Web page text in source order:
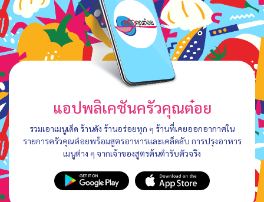
แอปพลิเคชันครัวคุณต๋อย
รวมเอาเมนูเด็ด ร้านดัง ร้านอร่อยทุก ๆ ร้านที่เคยออกอากาศใน
รายการครัวคุณต๋อยพร้อมสูตรอาหารและเคล็ดลับ การปรุงอาหาร
เมนูต่าง ๆ จากเจ้าของสูตรต้นตำรับตัวจริง